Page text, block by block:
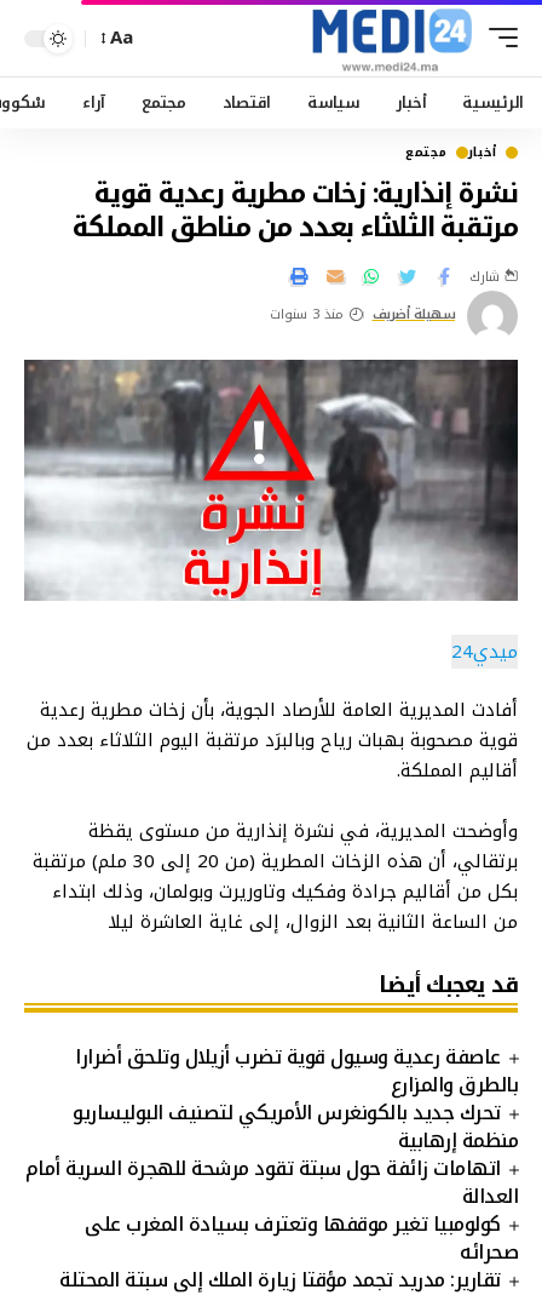
Aa
الرئيسية أخبار سياسة اقتصاد مجتمع آراء
أخبار مجتمع
نشرة إنذارية: زخات مطرية رعدية قوية
مرتقبة الثلاثاء بعدد من مناطق المملكة
سهيلة أضريف منذ 3 سنوات
شارك
ميدي24
أفادت المديرية العامة للأرصاد الجوية، بأن زخات مطرية رعدية
قوية مصحوبة بهبات رياح وبالبرَد مرتقبة اليوم الثلاثاء بعدد من
أقاليم المملكة.
وأوضحت المديرية، في نشرة إنذارية من مستوى يقظة
برتقالي، أن هذه الزخات المطرية (من 20 إلى 30 ملم) مرتقبة
بكل من أقاليم جرادة وفكيك وتاوريرت وبولمان، وذلك ابتداء
من الساعة الثانية بعد الزوال، إلى غاية العاشرة ليلا
قد يعجبك أيضا
عاصفة رعدية وسيول قوية تضرب أزيلال وتلحق أضرارا
بالطرق والمزارع
تحرك جديد بالكونغرس الأمريكي لتصنيف البوليساريو
منظمة إرهابية
اتهامات زائفة حول سبتة تقود مرشحة للهجرة السرية أمام
العدالة
كولومبيا تغير موقفها وتعترف بسيادة المغرب على
صحرائه
تقارير: مدريد تجمد مؤقتا زيارة الملك إلى سبتة المحتلة